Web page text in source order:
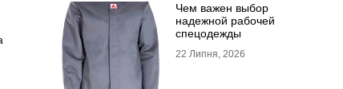
Чем важен выбор
надежной рабочей
спецодежды
22 Липня, 2026